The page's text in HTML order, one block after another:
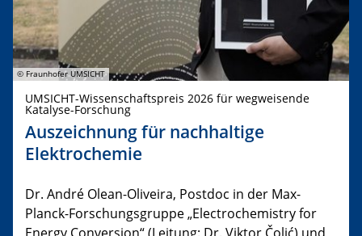
© Fraunhofer UMSICHT
UMSICHT-Wissenschaftspreis 2026 für wegweisende
Katalyse-Forschung
Auszeichnung für nachhaltige
Elektrochemie
Dr. André Olean-Oliveira, Postdoc in der Max-
Planck-Forschungsgruppe „Electrochemistry for